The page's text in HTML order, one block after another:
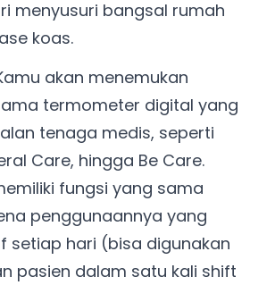
menyusuri bangsal rumah
koas.
akan menemukan
termometer digital yang
tenaga medis, seperti
Care, hingga Be Care.
fungsi yang sama
penggunaannya yang
setiap hari (bisa digunakan
pasien dalam satu kali shift